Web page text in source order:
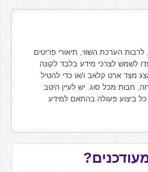
הערכת השווי, תיאורי פריטים
לשמש לצרכי מידע בלבד לקונה
מצד ארט קלאב ו/או כדי להטיל
חבות מכל סוג. יש לעיין היטב
ביצוע פעולה בהתאם למידע